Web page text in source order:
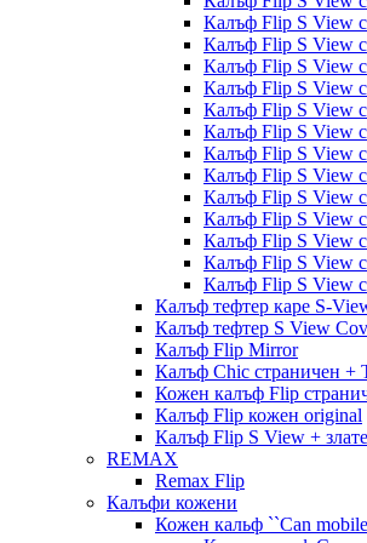
Калъф Flip S View
Калъф Flip S View
Калъф Flip S View
Калъф Flip S View
Калъф Flip S View
Калъф Flip S View
Калъф Flip S View
Калъф Flip S View
Калъф Flip S View
Калъф Flip S View
Калъф Flip S View
Калъф Flip S View
Калъф Flip S View
Калъф тефтер каре S-
Калъф тефтер S View
Калъф Flip Mirror
Калъф Chic страничен +
Кожен калъф Flip
Калъф Flip кожен original
Калъф Flip S View +
REMAX
Remax Flip
Калъфи кожени
Кожен кальф ``Can